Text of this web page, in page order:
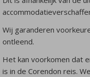
Wij garanderen
ontleend.
Het kan voorkomen dat
is in de Corendon reis.